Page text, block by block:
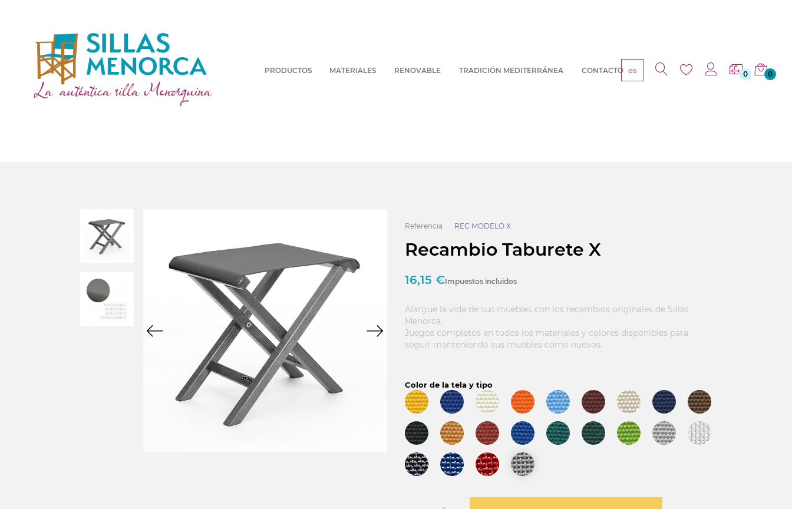
PRODUCTOS MATERIALES RENOVABLE TRADICIÓN MEDITERRÁNEA CONTACTO es 0 0
Referencia REC MODELO X
Recambio Taburete X
16,15 €Impuestos incluidos
Alargue la vida de sus muebles con los recambios originales de Sillas
Menorca.
Juegos completos en todos los materiales y colores disponibles para
seguir manteniendo sus muebles como nuevos.
Color de la tela y tipo